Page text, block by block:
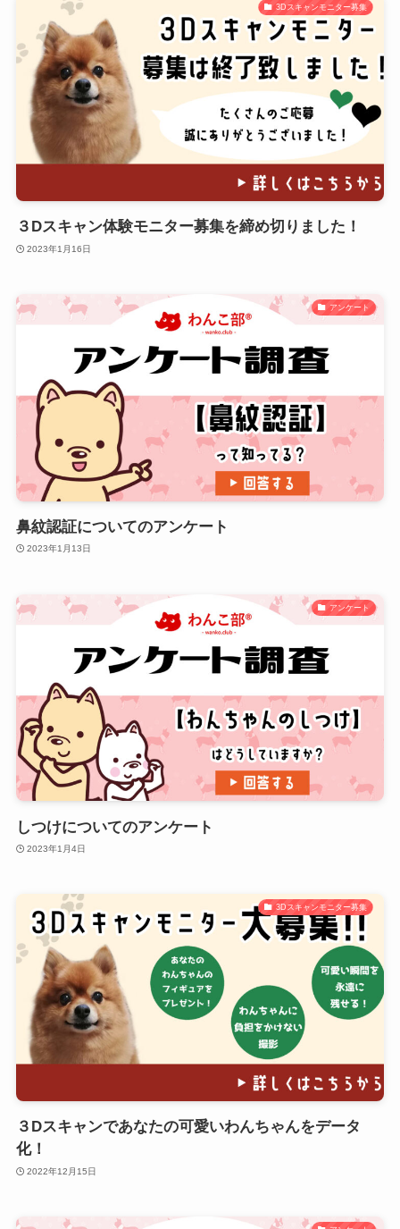
3Dスキャンモニター募集
３Dスキャン体験モニター募集を締め切りました！
2023年1月16日
アンケート
鼻紋認証についてのアンケート
2023年1月13日
アンケート
しつけについてのアンケート
2023年1月4日
3Dスキャンモニター募集
３Dスキャンであなたの可愛いわんちゃんをデータ
化！
2022年12月15日